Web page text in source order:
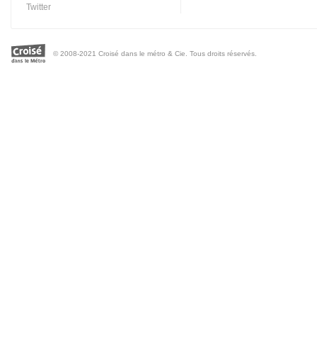
Twitter
© 2008-2021 Croisé dans le métro & Cie. Tous droits réservés.